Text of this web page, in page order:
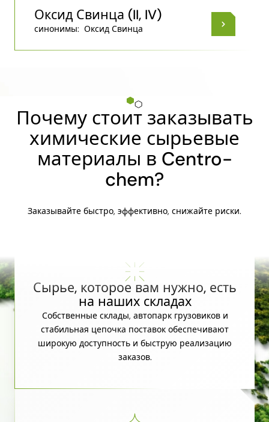
Оксид Свинца (II, IV)
синонимы: Оксид Свинца
Почему стоит заказывать
химические сырьевые
материалы в Centro-
chem?
Заказывайте быстро, эффективно, снижайте риски.
Сырье, которое вам нужно, есть
на наших складах
Собственные склады, автопарк грузовиков и
стабильная цепочка поставок обеспечивают
широкую доступность и быструю реализацию
заказов.